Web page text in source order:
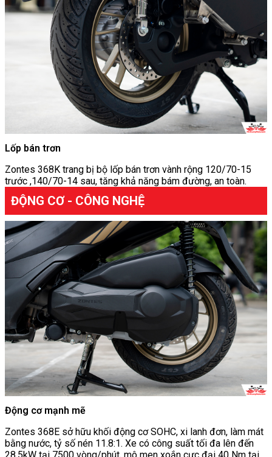
Lốp bán trơn
Zontes 368K trang bị bộ lốp bán trơn vành rộng 120/70-15
trước ,140/70-14 sau, tăng khả năng bám đường, an toàn.
ĐỘNG CƠ - CÔNG NGHỆ
Động cơ mạnh mẽ
Zontes 368E sở hữu khối động cơ SOHC, xi lanh đơn, làm mát
bằng nước, tỷ số nén 11.8:1. Xe có công suất tối đa lên đến